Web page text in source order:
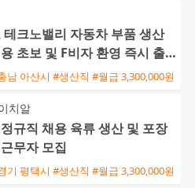
테크노밸리 자동차 부품 생산
초보 및 F비자 환영 즉시 출
남 아산시 #생산직 #월급 3,300,000원
치알
규직 채용 육류 생산 및 포장
무자 모집
기 평택시 #생산직 #월급 3,300,000원